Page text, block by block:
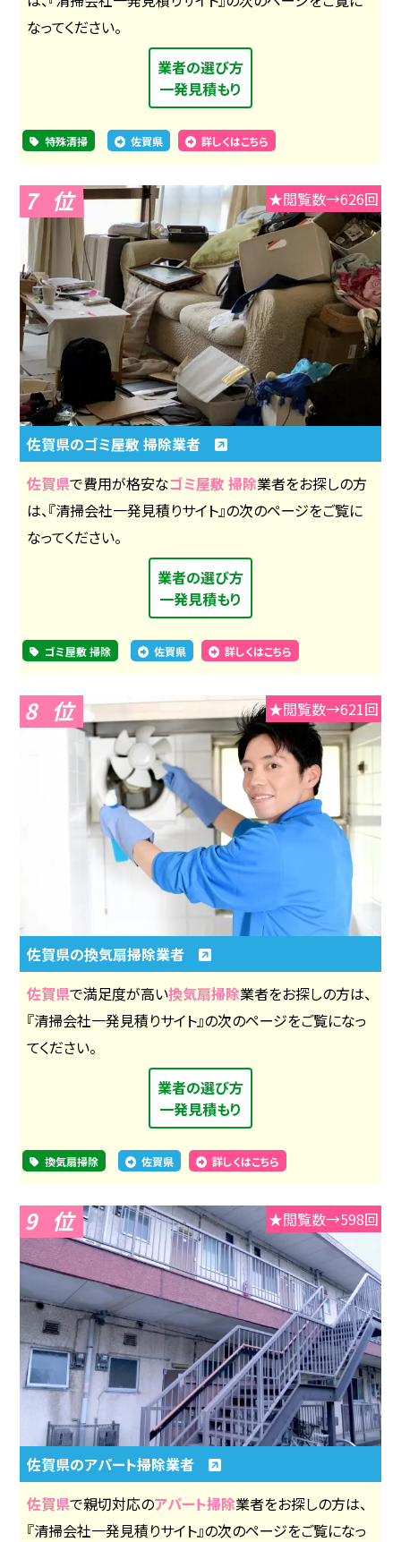
なってください。
業者の選び方
一発見積もり
特殊清掃 佐賀県 詳しくはこちら
7 ★閲覧数→626回
佐賀県のゴミ屋敷 掃除業者
佐賀県で費用が格安なゴミ屋敷 掃除業者をお探しの方
は、『清掃会社一発見積りサイト』の次のページをご覧に
なってください。
業者の選び方
一発見積もり
ゴミ屋敷 掃除 佐賀県 詳しくはこちら
8 ★閲覧数→621回
佐賀県の換気扇掃除業者
佐賀県で満足度が高い換気扇掃除業者をお探しの方は、
『清掃会社一発見積りサイト』の次のページをご覧になっ
てください。
業者の選び方
一発見積もり
換気扇掃除 佐賀県 詳しくはこちら
9 ★閲覧数→598回
佐賀県のアパート掃除業者
佐賀県で親切対応のアパート掃除業者をお探しの方は、
『清掃会社一発見積りサイト』の次のページをご覧になっ